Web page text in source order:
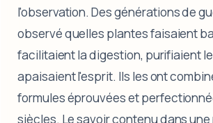
l'observation. Des générations de
observé quelles plantes faisaient
facilitaient la digestion, purifiaient
apaisaient l'esprit. Ils les ont
formules éprouvées et
siècles. Le savoir contenu dans